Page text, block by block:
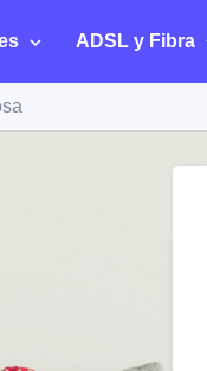
ADSL y Fibra